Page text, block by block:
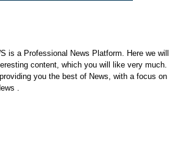
is a Professional News Platform. Here we will
content, which you will like very much.
you the best of News, with a focus on
.